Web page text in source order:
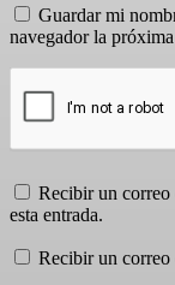
Guardar mi
navegador la
Recibir un correo
esta entrada.
Recibir un correo